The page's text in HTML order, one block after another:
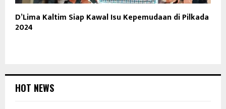
D’Lima Kaltim Siap Kawal Isu Kepemudaan di Pilkada
2024
HOT NEWS